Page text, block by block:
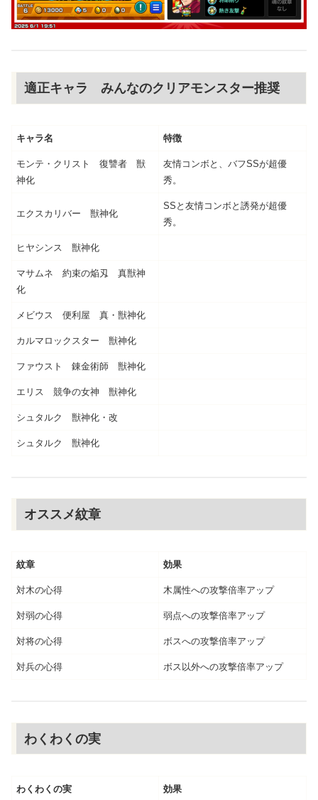
適正キャラ みんなのクリアモンスター推奨
キャラ名 特徴
モンテ・クリスト 復讐者 獣
神化
友情コンボと、バフSSが超優
秀。
エクスカリバー 獣神化
SSと友情コンボと誘発が超優
秀。
ヒヤシンス 獣神化
マサムネ 約束の焔刄 真獣神
化
メビウス 便利屋 真・獣神化
カルマロックスター 獣神化
ファウスト 錬金術師 獣神化
エリス 競争の女神 獣神化
シュタルク 獣神化・改
シュタルク 獣神化
オススメ紋章
紋章 効果
対木の心得 木属性への攻撃倍率アップ
対弱の心得 弱点への攻撃倍率アップ
対将の心得 ボスへの攻撃倍率アップ
対兵の心得 ボス以外への攻撃倍率アップ
わくわくの実
わくわくの実 効果